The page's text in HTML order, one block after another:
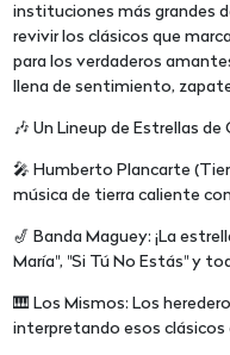
instituciones más grandes
revivir los clásicos que
para los verdaderos
llena de sentimiento,
🎶 Un Lineup de Estrellas de
🎤 Humberto Plancarte
música de tierra caliente
🎷 Banda Maguey: ¡La
María", "Si Tú No Estás" y
🎹 Los Mismos: Los
interpretando esos